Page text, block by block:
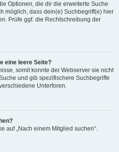
Optionen, die dir die erweiterte Suche
möglich, dass dein(e) Suchbegriff(e) hier
Prüfe ggf. die Rechtschreibung der
eine leere Seite?
somit konnte der Webserver sie nicht
und gib spezifischere Suchbegriffe
Unterforen.
auf „Nach einem Mitglied suchen“.